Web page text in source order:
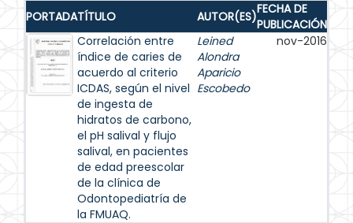
PORTADATÍTULO AUTOR(ES)FECHA DE
PUBLICACIÓN
Correlación entre
índice de caries de
acuerdo al criterio
ICDAS, según el nivel
de ingesta de
hidratos de carbono,
el pH salival y flujo
salival, en pacientes
de edad preescolar
de la clínica de
Odontopediatría de
la FMUAQ.
Leined
Alondra
Aparicio
Escobedo
nov-2016